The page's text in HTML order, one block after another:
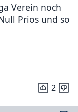
Verein noch
Prios und so
2